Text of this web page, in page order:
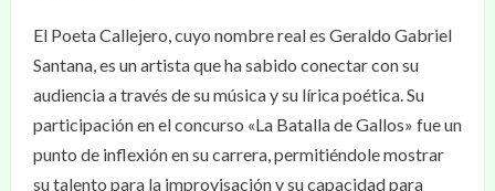
El Poeta Callejero, cuyo nombre real es Geraldo Gabriel
Santana, es un artista que ha sabido conectar con su
audiencia a través de su música y su lírica poética. Su
participación en el concurso «La Batalla de Gallos» fue un
punto de inflexión en su carrera, permitiéndole mostrar
su talento para la improvisación y su capacidad para